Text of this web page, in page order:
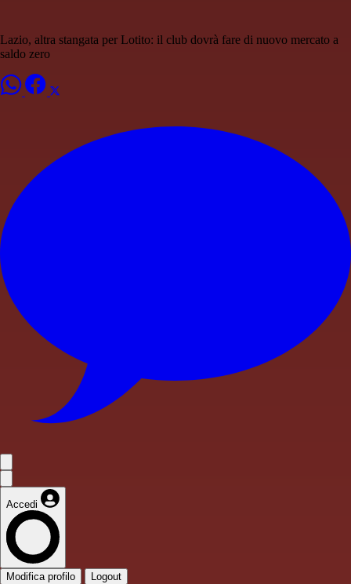
Lazio, altra stangata per Lotito: il club dovrà fare di nuovo mercato a
saldo zero
Accedi
Modifica profilo Logout